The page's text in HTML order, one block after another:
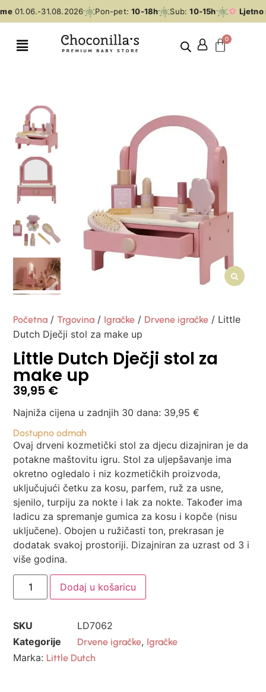
01.06.-31.08.2026 Pon-pet: 10-18h Sub: 10-15h Ljetno
Početna /Trgovina / Igračke / Drvene igračke / Little
Dutch Dječji stol za make up
Little Dutch Dječji stol za
make up
39,95 €
Najniža cijena u zadnjih 30 dana: 39,95€
Dostupno odmah
Ovaj drveni kozmetički stol za djecu dizajniran je da
potakne maštovitu igru. Stol za uljepšavanje ima
okretno ogledalo i niz kozmetičkih proizvoda,
uključujući četku za kosu, parfem, ruž za usne,
sjenilo, turpiju za nokte i lak za nokte. Također ima
ladicu za spremanje gumica za kosu i kopče (nisu
uključene). Obojen u ružičasti ton, prekrasan je
dodatak svakoj prostoriji. Dizajniran za uzrast od 3 i
više godina.
Dodaj u košaricu
SKU
LD7062
Kategorije
Drvene igračke, Igračke
Marka: Little Dutch